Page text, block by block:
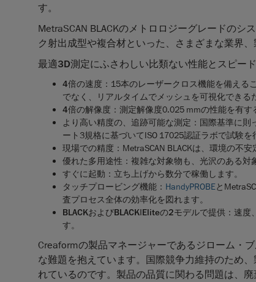
す。
MetraSCAN BLACKのメトロロジーグレードの
ク射出成型や複合材といった、さまざまな業界
最適3D測定にふさわしい比類ない性能とスピード
4倍の速度 ： 15本のレーザークロス機能を備える
でなく、リアルタイムでメッシュを可視化できる
4倍の解像度 ： 測定解像度0.025 mmの性能を有す
より高い精度の、追跡可能な測定 ： 国際基準に則
ート3規格に基づいてISO 17025認証ラボで試験
現場での精度 ： MetraSCAN BLACKは、環境の不
優れた多用途性 ： 複雑な対象物も、光沢のある対
すぐに起動 ：立ち上げから数分で稼働します。
タッチプロービング機能 ： HandyPROBEと
査プロセス全体の効率化を図れます。
BLACKおよびBLACK|Eliteの2モデルで提供 ： 速度
す。
Creaformの製品マネージャーであるジローム・
な難題を抱えています。国際競争力維持のため
れているのです。製品の品質に関わる問題は、